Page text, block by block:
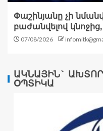
Փաշինյանը չի
բաժանվելով
07/08/2026
ԱԿՆԱՅԻՆ`
ՕՊՏԻԿԱ